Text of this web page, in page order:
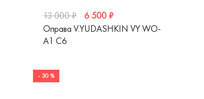
13 000 ₽
6 500 ₽
Оправа V.YUDASHKIN VY WO-
A1 C6
- 30 %